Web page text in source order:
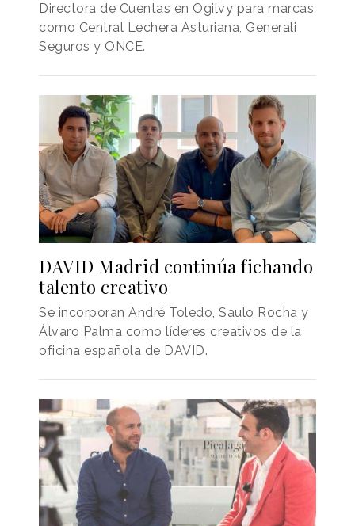
Directora de Cuentas en Ogilvy para marcas
como Central Lechera Asturiana, Generali
Seguros y ONCE.
DAVID Madrid continúa fichando
talento creativo
Se incorporan André Toledo, Saulo Rocha y
Álvaro Palma como líderes creativos de la
oficina española de DAVID.